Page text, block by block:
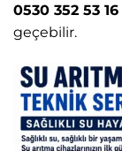
0530 352 53 16
geçebilir.